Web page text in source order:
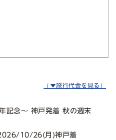
［▼旅行代金を見る］
記念〜 神戸発着 秋の週末
10/26(月)神戸着